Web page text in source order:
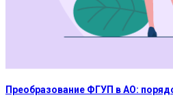
Преобразование ФГУП в АО: